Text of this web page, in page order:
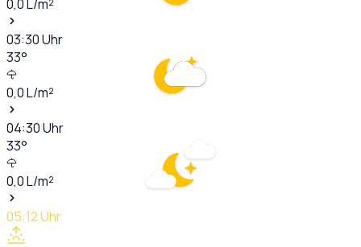
0,0L/m²
03:30Uhr
33°
0,0L/m²
04:30Uhr
33°
0,0L/m²
05:12Uhr